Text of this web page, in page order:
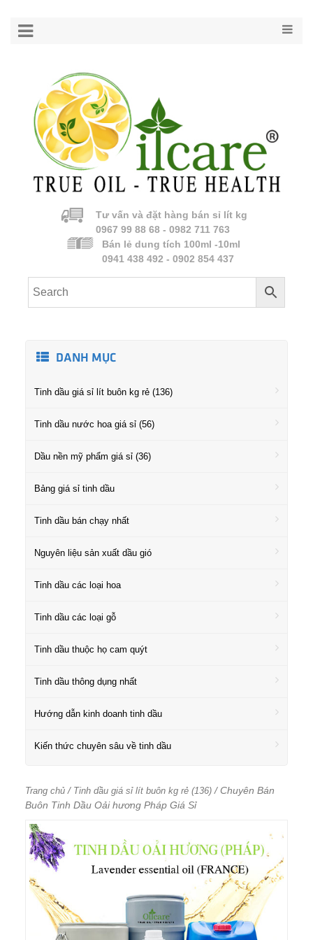
Tư vấn và đặt hàng bán sỉ lít kg
0967 99 88 68 - 0982 711 763
Bán lẻ dung tích 100ml -10ml
0941 438 492 - 0902 854 437
DANH MỤC
Tinh dầu giá sỉ lít buôn kg rẻ (136)
Tinh dầu nước hoa giá sỉ (56)
Dầu nền mỹ phẩm giá sỉ (36)
Bảng giá sỉ tinh dầu
Tinh dầu bán chạy nhất
Nguyên liệu sản xuất dầu gió
Tinh dầu các loại hoa
Tinh dầu các loại gỗ
Tinh dầu thuộc họ cam quýt
Tinh dầu thông dụng nhất
Hướng dẫn kinh doanh tinh dầu
Kiến thức chuyên sâu về tinh dầu
Trang chủ / Tinh dầu giá sỉ lít buôn kg rẻ (136) / Chuyên Bán
Buôn Tinh Dầu Oải hương Pháp Giá Sỉ